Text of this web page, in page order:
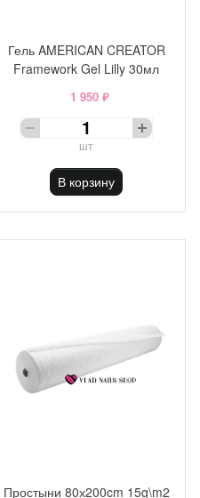
Гель AMERICAN CREATOR
Framework Gel Lilly 30мл
1 950 ₽
шт
В корзину
Простыни 80х200cm 15g\m2